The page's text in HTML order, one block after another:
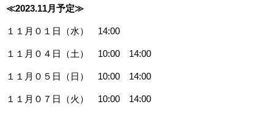
≪2023.11月予定≫
１１月０１日（水） 14:00
１１月０４日（土） 10:00 14:00
１１月０５日（日） 10:00 14:00
１１月０７日（火） 10:00 14:00